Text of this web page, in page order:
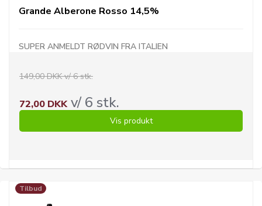
Grande Alberone Rosso 14,5%
SUPER ANMELDT RØDVIN FRA ITALIEN
149,00 DKK v/ 6 stk.
72,00 DKKv/ 6 stk.
Vis produkt
Tilbud